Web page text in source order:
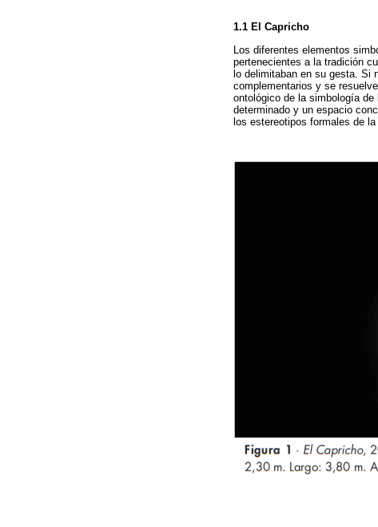
1.1 El Capricho
Los diferentes elementos
pertenecientes a la tradición
lo delimitaban en su gesta. Si
complementarios y se
ontológico de la simbología
determinado y un espacio
los estereotipos formales de